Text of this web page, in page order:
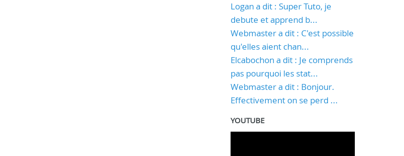
Logan a dit : Super Tuto, je
debute et apprend b...
Webmaster a dit : C'est possible
qu'elles aient chan...
Elcabochon a dit : Je comprends
pas pourquoi les stat...
Webmaster a dit : Bonjour.
Effectivement on se perd ...
YOUTUBE